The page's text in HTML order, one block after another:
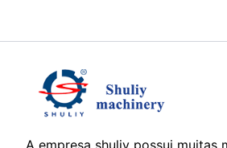
A empresa shuliy possui muitas